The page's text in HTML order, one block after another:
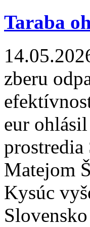
Taraba
zberu
eur
prostredia
Matejom
Kysúc